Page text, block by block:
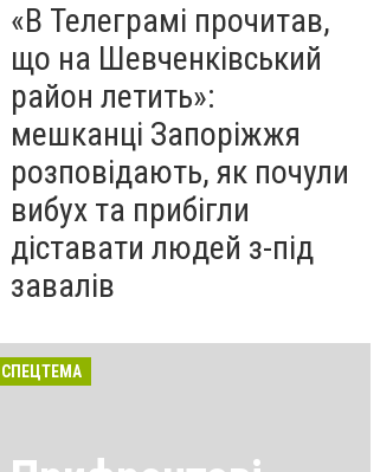
«В Телеграмі прочитав,
що на Шевченківський
район летить»:
мешканці Запоріжжя
розповідають, як почули
вибух та прибігли
діставати людей з-під
завалів
СПЕЦТЕМА